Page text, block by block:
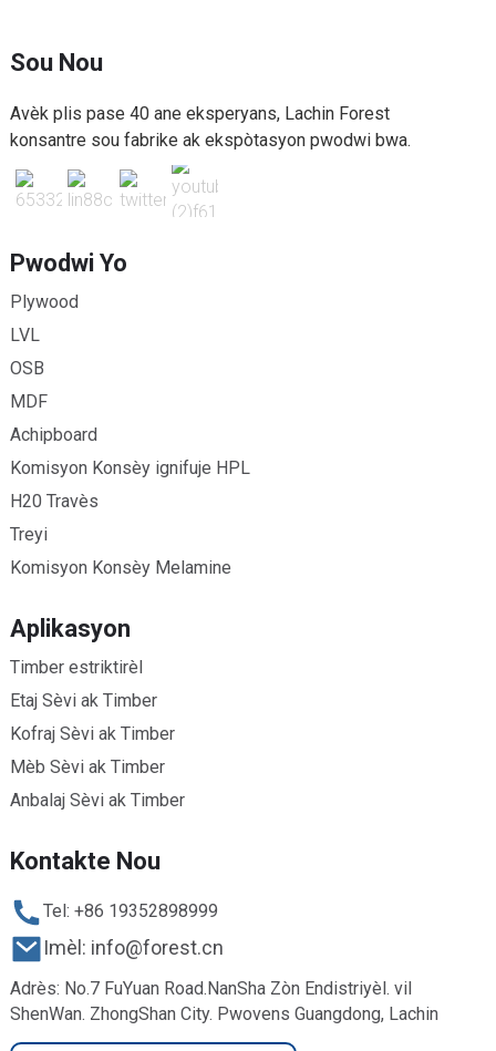
Sou Nou
Avèk plis pase 40 ane eksperyans, Lachin Forest
konsantre sou fabrike ak ekspòtasyon pwodwi bwa.
Pwodwi Yo
Plywood
LVL
OSB
MDF
Achipboard
Komisyon Konsèy ignifuje HPL
H20 Travès
Treyi
Komisyon Konsèy Melamine
Aplikasyon
Timber estriktirèl
Etaj Sèvi ak Timber
Kofraj Sèvi ak Timber
Mèb Sèvi ak Timber
Anbalaj Sèvi ak Timber
Kontakte Nou
Tel: +86 19352898999
Imèl: info@forest.cn
Adrès: No.7 FuYuan Road.NanSha Zòn Endistriyèl. vil
ShenWan. ZhongShan City. Pwovens Guangdong, Lachin